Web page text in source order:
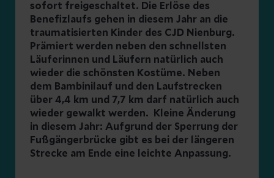
sofort freigeschaltet. Die Erlöse des
Benefizlaufs gehen in diesem Jahr an die
traumatisierten Kinder des CJD Nienburg.
Prämiert werden neben den schnellsten
Läuferinnen und Läufern natürlich auch
wieder die schönsten Kostüme. Neben
dem Bambinilauf und den Laufstrecken
über 4,4 km und 7,7 km darf natürlich auch
wieder gewalkt werden. Kleine Änderung
in diesem Jahr: Aufgrund der Sperrung der
Fußgängerbrücke gibt es bei der längeren
Strecke am Ende eine leichte Anpassung.